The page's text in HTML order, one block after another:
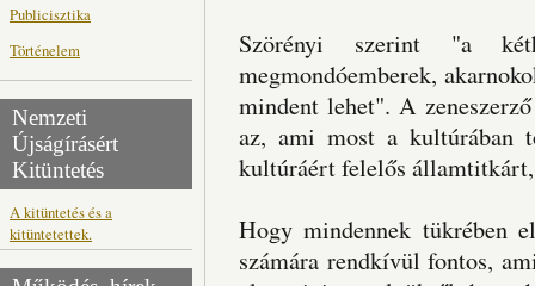
Publicisztika
Történelem
Nemzeti
Újságírásért
Kitüntetés
A kitüntetés és a
kitüntetettek.
Szörényi szerint "a
megmondóemberek,
mindent lehet". A
az, ami most a kultúrában
kultúráért felelős
Hogy mindennek tükrében
számára rendkívül fontos,